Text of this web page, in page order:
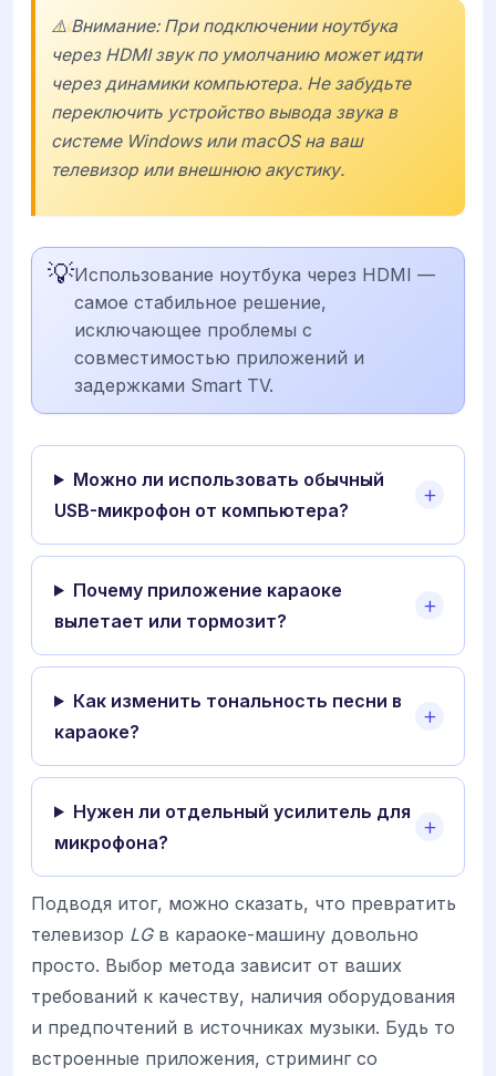
⚠️ Внимание: При подключении ноутбука
через HDMI звук по умолчанию может идти
через динамики компьютера. Не забудьте
переключить устройство вывода звука в
системе Windows или macOS на ваш
телевизор или внешнюю акустику.
💡Использование ноутбука через HDMI —
самое стабильное решение,
исключающее проблемы с
совместимостью приложений и
задержками Smart TV.
Можно ли использовать обычный
USB-микрофон от компьютера?
Почему приложение караоке
вылетает или тормозит?
Как изменить тональность песни в
караоке?
Нужен ли отдельный усилитель для
микрофона?
Подводя итог, можно сказать, что превратить
телевизор LGв караоке-машину довольно
просто. Выбор метода зависит от ваших
требований к качеству, наличия оборудования
и предпочтений в источниках музыки. Будь то
встроенные приложения, стриминг со